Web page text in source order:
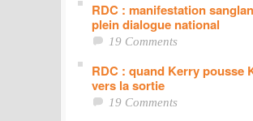
RDC : manifestation
plein dialogue national
19 Comments
RDC : quand Kerry pousse
vers la sortie
19 Comments